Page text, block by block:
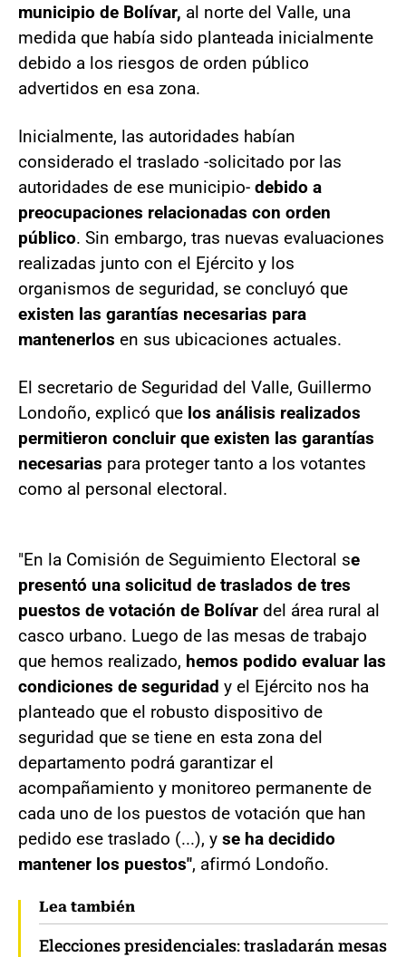
municipio de Bolívar, al norte del Valle, una
medida que había sido planteada inicialmente
debido a los riesgos de orden público
advertidos en esa zona.
Inicialmente, las autoridades habían
considerado el traslado -solicitado por las
autoridades de ese municipio- debido a
preocupaciones relacionadas con orden
público. Sin embargo, tras nuevas evaluaciones
realizadas junto con el Ejército y los
organismos de seguridad, se concluyó que
existen las garantías necesarias para
mantenerlos en sus ubicaciones actuales.
El secretario de Seguridad del Valle, Guillermo
Londoño, explicó que los análisis realizados
permitieron concluir que existen las garantías
necesarias para proteger tanto a los votantes
como al personal electoral.
"En la Comisión de Seguimiento Electoral se
presentó una solicitud de traslados de tres
puestos de votación de Bolívar del área rural al
casco urbano. Luego de las mesas de trabajo
que hemos realizado, hemos podido evaluar las
condiciones de seguridad y el Ejército nos ha
planteado que el robusto dispositivo de
seguridad que se tiene en esta zona del
departamento podrá garantizar el
acompañamiento y monitoreo permanente de
cada uno de los puestos de votación que han
pedido ese traslado (...), y se ha decidido
mantener los puestos", afirmó Londoño.
Lea también
Elecciones presidenciales: trasladarán mesas